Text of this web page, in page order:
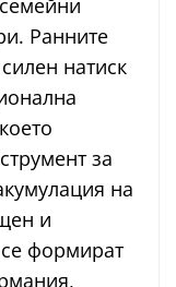
Ранните
натиск
за
на
и
формират